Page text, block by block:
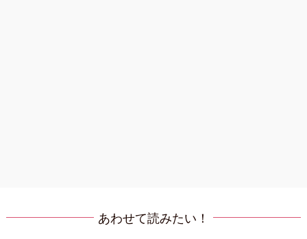
あわせて読みたい！